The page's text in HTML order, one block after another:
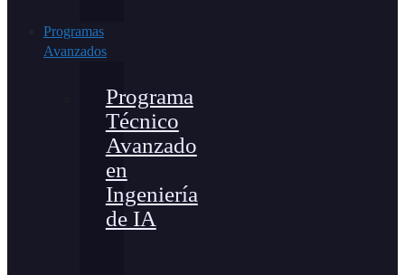
Programas
Avanzados
Programa
Técnico
Avanzado
en
Ingeniería
de IA